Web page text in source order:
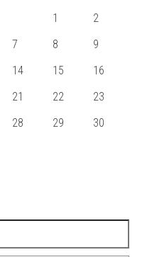
1
2
7 8
9
14 15
16
21 22
23
28 29
30